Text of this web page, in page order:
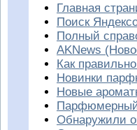
Главная
Поиск
Полный
AKNews
Как
Новинки
Новые
Обнаружили